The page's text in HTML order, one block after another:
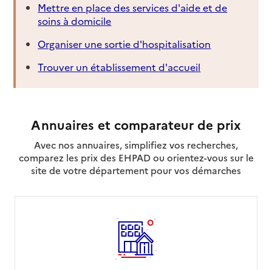
Mettre en place des services d'aide et de
soins à domicile
Organiser une sortie d'hospitalisation
Trouver un établissement d'accueil
Annuaires et comparateur de prix
Avec nos annuaires, simplifiez vos recherches,
comparez les prix des EHPAD ou orientez-vous sur le
site de votre département pour vos démarches